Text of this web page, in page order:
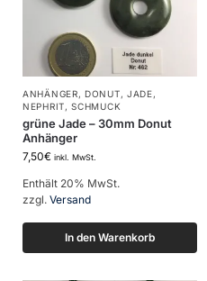
ANHÄNGER, DONUT, JADE,
NEPHRIT,SCHMUCK
grüne Jade – 30mm Donut
Anhänger
7,50€ inkl. MwSt.
Enthält 20% MwSt.
zzgl. Versand
In den Warenkorb